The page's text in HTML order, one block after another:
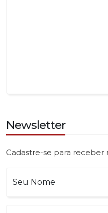
Newsletter
Cadastre-se para receber
Seu Nome